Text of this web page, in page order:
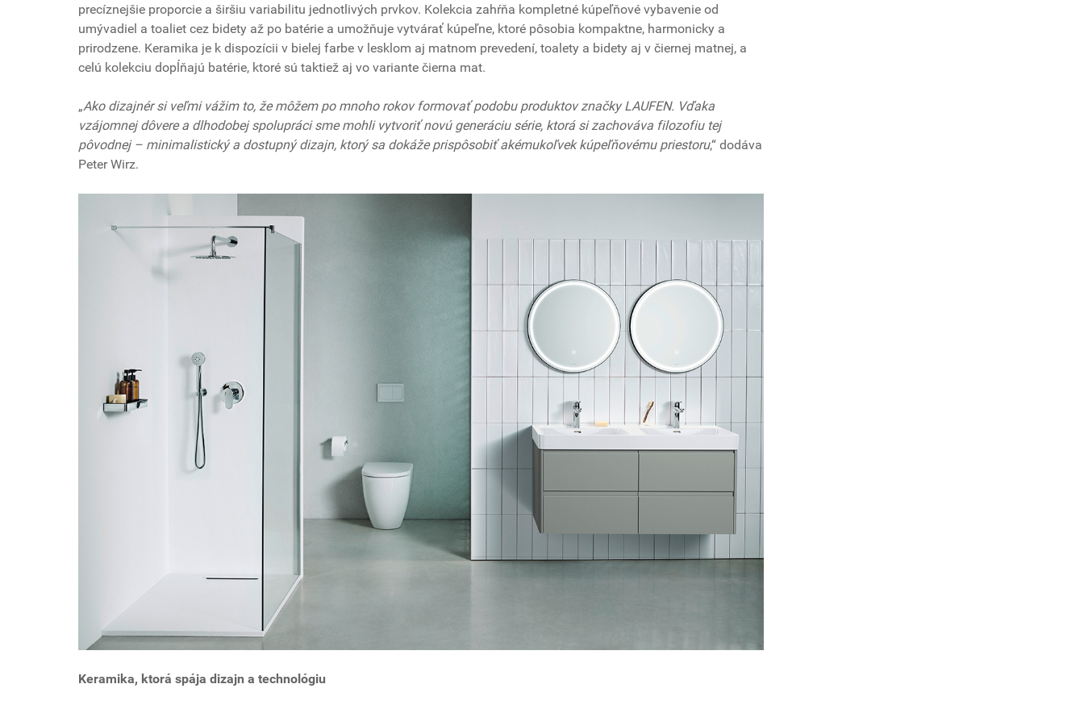
precíznejšie proporcie a širšiu variabilitu jednotlivých prvkov. Kolekcia zahŕňa kompletné kúpeľňové vybavenie od
umývadiel a toaliet cez bidety až po batérie a umožňuje vytvárať kúpeľne, ktoré pôsobia kompaktne, harmonicky a
prirodzene. Keramika je k dispozícii v bielej farbe v lesklom aj matnom prevedení, toalety a bidety aj v čiernej matnej, a
celú kolekciu dopĺňajú batérie, ktoré sú taktiež aj vo variante čierna mat.
„Ako dizajnér si veľmi vážim to, že môžem po mnoho rokov formovať podobu produktov značky LAUFEN. Vďaka
vzájomnej dôvere a dlhodobej spolupráci sme mohli vytvoriť novú generáciu série, ktorá si zachováva filozofiu tej
pôvodnej – minimalistický a dostupný dizajn, ktorý sa dokáže prispôsobiť akémukoľvek kúpeľňovému priestoru,“ dodáva
Peter Wirz.
Keramika, ktorá spája dizajn a technológiu